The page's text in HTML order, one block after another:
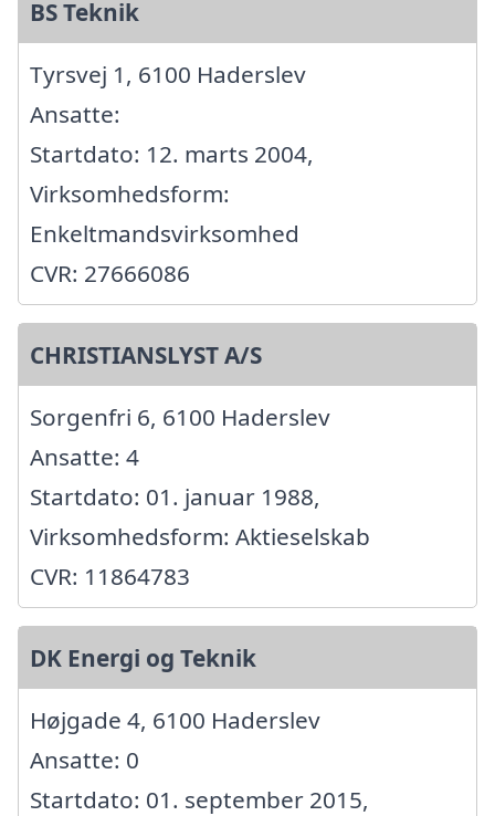
BS Teknik
Tyrsvej 1, 6100 Haderslev
Ansatte:
Startdato: 12. marts 2004,
Virksomhedsform:
Enkeltmandsvirksomhed
CVR: 27666086
CHRISTIANSLYST A/S
Sorgenfri 6, 6100 Haderslev
Ansatte: 4
Startdato: 01. januar 1988,
Virksomhedsform: Aktieselskab
CVR: 11864783
DK Energi og Teknik
Højgade 4, 6100 Haderslev
Ansatte: 0
Startdato: 01. september 2015,